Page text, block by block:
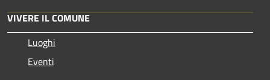
VIVERE IL COMUNE
Luoghi
Eventi